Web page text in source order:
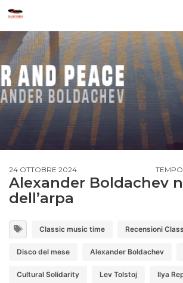
24 OTTOBRE 2024
Alexander Boldachev
dell’arpa
Classic music time Recensioni
Disco del mese Alexander Boldachev
Cultural Solidarity Lev Tolstoj Ilya